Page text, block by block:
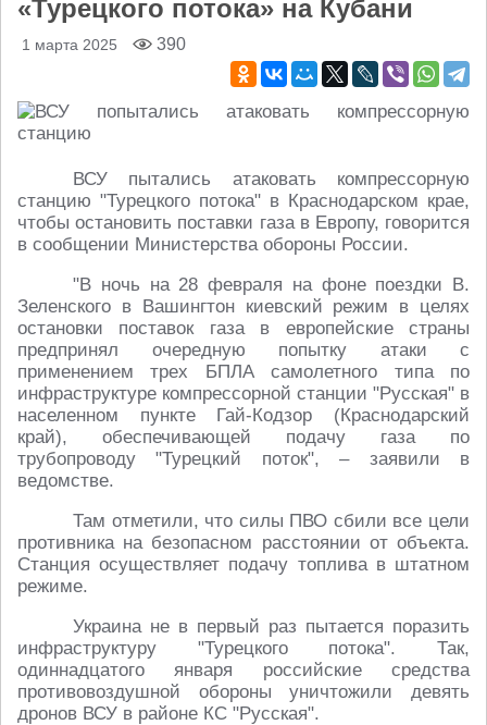
«Турецкого потока» на Кубани
1 марта 2025 390
ВСУ пытались атаковать компрессорную
станцию "Турецкого потока" в Краснодарском крае,
чтобы остановить поставки газа в Европу, говорится
в сообщении Министерства обороны России.
"В ночь на 28 февраля на фоне поездки В.
Зеленского в Вашингтон киевский режим в целях
остановки поставок газа в европейские страны
предпринял очередную попытку атаки с
применением трех БПЛА самолетного типа по
инфраструктуре компрессорной станции "Русская" в
населенном пункте Гай-Кодзор (Краснодарский
край), обеспечивающей подачу газа по
трубопроводу "Турецкий поток", – заявили в
ведомстве.
Там отметили, что силы ПВО сбили все цели
противника на безопасном расстоянии от объекта.
Станция осуществляет подачу топлива в штатном
режиме.
Украина не в первый раз пытается поразить
инфраструктуру "Турецкого потока". Так,
одиннадцатого января российские средства
противовоздушной обороны уничтожили девять
дронов ВСУ в районе КС "Русская".